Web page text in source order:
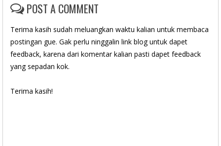
POST A COMMENT
Terima kasih sudah meluangkan waktu kalian untuk membaca
postingan gue. Gak perlu ninggalin link blog untuk dapet
feedback, karena dari komentar kalian pasti dapet feedback
yang sepadan kok.
Terima kasih!